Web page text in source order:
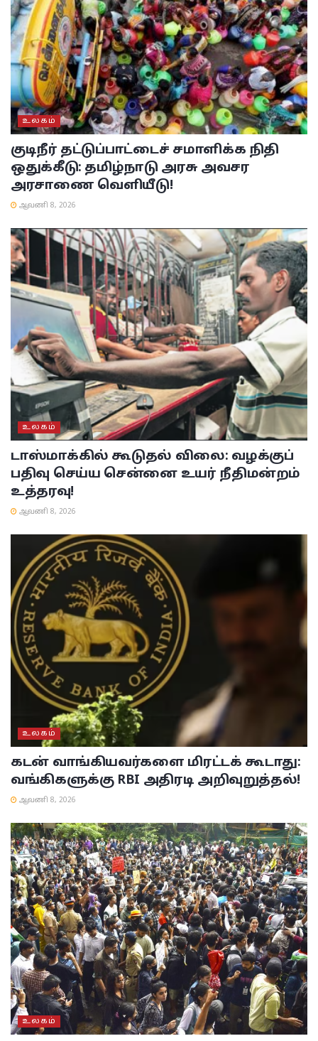
உலகம்
குடிநீர் தட்டுப்பாட்டைச் சமாளிக்க நிதி
ஒதுக்கீடு: தமிழ்நாடு அரசு அவசர
அரசாணை வெளியீடு!
ஆவணி 8, 2026
உலகம்
டாஸ்மாக்கில் கூடுதல் விலை: வழக்குப்
பதிவு செய்ய சென்னை உயர் நீதிமன்றம்
உத்தரவு!
ஆவணி 8, 2026
உலகம்
கடன் வாங்கியவர்களை மிரட்டக் கூடாது:
வங்கிகளுக்கு RBI அதிரடி அறிவுறுத்தல்!
ஆவணி 8, 2026
உலகம்